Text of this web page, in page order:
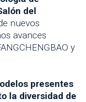
del
nuevos
avances
y
presentes
la diversidad de